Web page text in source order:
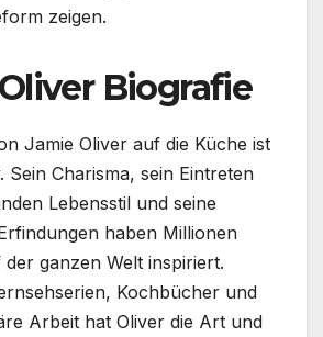
zeigen.
Biografie
Jamie Oliver auf die Küche ist
Sein Charisma, sein Eintreten
Lebensstil und seine
haben Millionen
ganzen Welt inspiriert.
Kochbücher und
Arbeit hat Oliver die Art und